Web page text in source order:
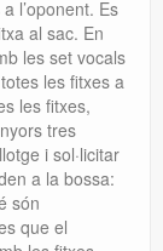
l’oponent. Es
al sac. En
les set vocals
les fitxes a
les fitxes,
tres
i sol·licitar
a la bossa:
són
que el